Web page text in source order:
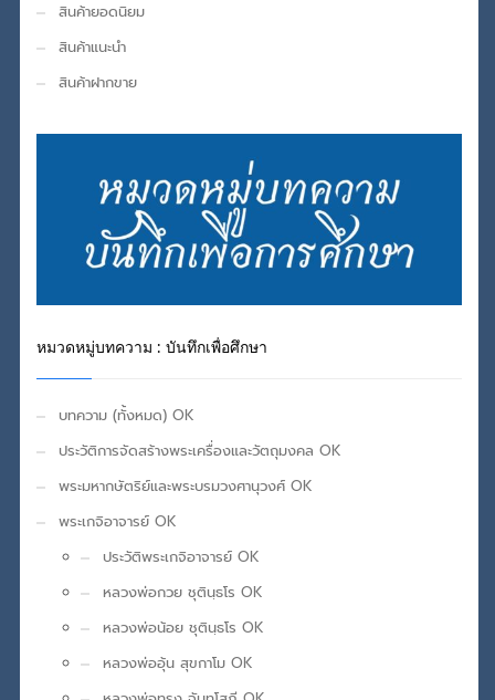
สินค้ายอดนิยม
สินค้าแนะนำ
สินค้าฝากขาย
หมวดหมู่บทความ : บันทึกเพื่อศึกษา
บทความ (ทั้งหมด) OK
ประวัติการจัดสร้างพระเครื่องและวัตถุมงคล OK
พระมหากษัตริย์และพระบรมวงศานุวงศ์ OK
พระเกจิอาจารย์ OK
ประวัติพระเกจิอาจารย์ OK
หลวงพ่อกวย ชุตินฺธโร OK
หลวงพ่อน้อย ชุตินฺธโร OK
หลวงพ่ออุ้น สุขกาโม OK